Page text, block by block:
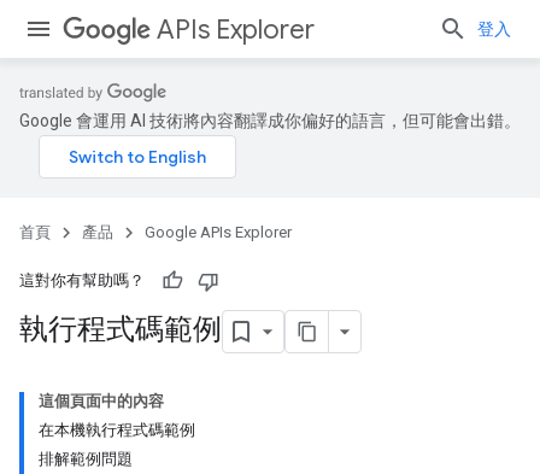
APIs Explorer 登入
Google 會運用 AI 技術將內容翻譯成你偏好的語言，但可能會出錯。
首頁 產品 Google APIs Explorer
這對你有幫助嗎？
執行程式碼範例
這個頁面中的內容
在本機執行程式碼範例
排解範例問題